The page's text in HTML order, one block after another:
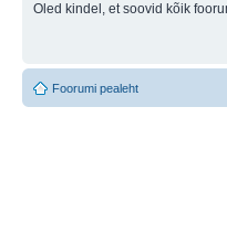
Oled kindel, et soovid kõik
Foorumi pealeht